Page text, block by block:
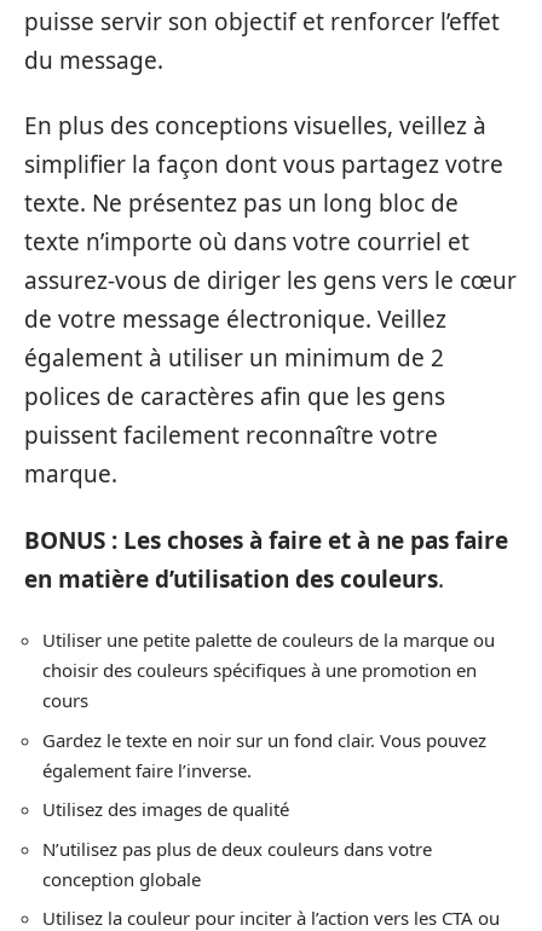
puisse servir son objectif et renforcer l’effet
du message.
En plus des conceptions visuelles, veillez à
simplifier la façon dont vous partagez votre
texte. Ne présentez pas un long bloc de
texte n’importe où dans votre courriel et
assurez-vous de diriger les gens vers le cœur
de votre message électronique. Veillez
également à utiliser un minimum de 2
polices de caractères afin que les gens
puissent facilement reconnaître votre
marque.
BONUS : Les choses à faire et à ne pas faire
en matière d’utilisation des couleurs.
Utiliser une petite palette de couleurs de la marque ou
choisir des couleurs spécifiques à une promotion en
cours
Gardez le texte en noir sur un fond clair. Vous pouvez
également faire l’inverse.
Utilisez des images de qualité
N’utilisez pas plus de deux couleurs dans votre
conception globale
Utilisez la couleur pour inciter à l’action vers les CTA ou